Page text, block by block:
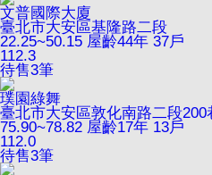
文普國際大廈
臺北市大安區基隆路二段
22.25~50.15 屋齡44年 37戶
112.3
待售3筆
璞園綠舞
臺北市大安區敦化南路二段200
75.90~78.82 屋齡17年 13戶
112.0
待售3筆